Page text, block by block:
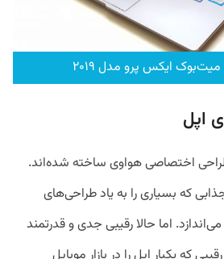
ایکس پرو مدل ۲۰۱۹
اپل
اختصاصی هواوی ساخته شده‌اند.
که بسیاری را به یاد طراحی‌های
اما حالا رقیبی جدی و قدرتمند
که یکبار اپل را در بازار موبایل